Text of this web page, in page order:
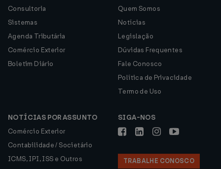
Consultoria
Sistemas
Agenda Tributária
Comércio Exterior
Boletim Diário
Quem Somos
Notícias
Legislação
Dúvidas Frequentes
Fale Conosco
Política de Privacidade
Termo de Uso
NOTÍCIAS POR ASSUNTO
Comércio Exterior
Contabilidade / Societário
ICMS, IPI, ISS e Outros
SIGA-NOS
TRABALHE CONOSCO